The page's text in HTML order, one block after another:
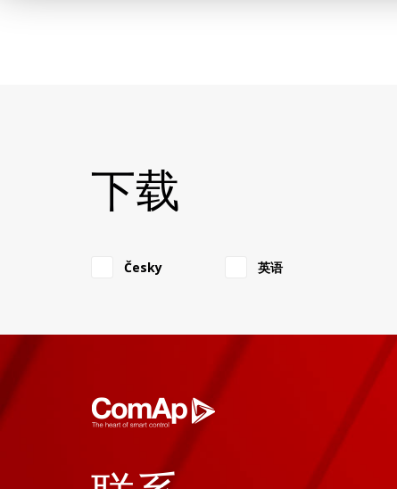
下载
Česky 英语